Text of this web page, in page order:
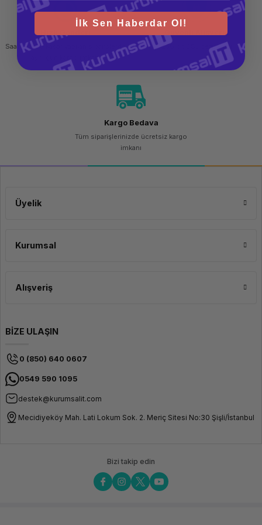
Saat 15.00'a kadar yapılan siparişlerde
aynı gün kargo imkanı
Güvenli Alışveriş
256 bit SSL sertifikası
Kargo Bedava
Tüm siparişlerinizde ücretsiz kargo
imkanı
Üyelik
Kurumsal
Alışveriş
BİZE ULAŞIN
0 (850) 640 0607
0549 590 1095
destek@kurumsalit.com
Mecidiyeköy Mah. Lati Lokum Sok. 2. Meriç Sitesi No:30 Şişli/İstanbul
Bizi takip edin
İlk Sen Haberdar Ol!